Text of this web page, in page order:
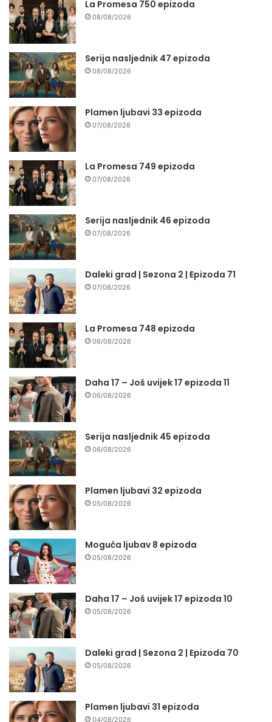
La Promesa 750 epizoda
08/08/2026
Serija nasljednik 47 epizoda
08/08/2026
Plamen ljubavi 33 epizoda
07/08/2026
La Promesa 749 epizoda
07/08/2026
Serija nasljednik 46 epizoda
07/08/2026
Daleki grad | Sezona 2 | Epizoda 71
07/08/2026
La Promesa 748 epizoda
06/08/2026
Daha 17 – Još uvijek 17 epizoda 11
06/08/2026
Serija nasljednik 45 epizoda
06/08/2026
Plamen ljubavi 32 epizoda
05/08/2026
Moguća ljubav 8 epizoda
05/08/2026
Daha 17 – Još uvijek 17 epizoda 10
05/08/2026
Daleki grad | Sezona 2 | Epizoda 70
05/08/2026
Plamen ljubavi 31 epizoda
04/08/2026